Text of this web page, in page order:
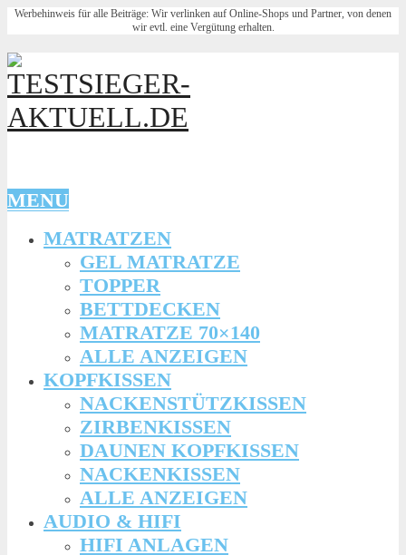
Werbehinweis für alle Beiträge: Wir verlinken auf Online-Shops und Partner, von denen
wir evtl. eine Vergütung erhalten.
MENU
MATRATZEN
GEL MATRATZE
TOPPER
BETTDECKEN
MATRATZE 70×140
ALLE ANZEIGEN
KOPFKISSEN
NACKENSTÜTZKISSEN
ZIRBENKISSEN
DAUNEN KOPFKISSEN
NACKENKISSEN
ALLE ANZEIGEN
AUDIO & HIFI
HIFI ANLAGEN